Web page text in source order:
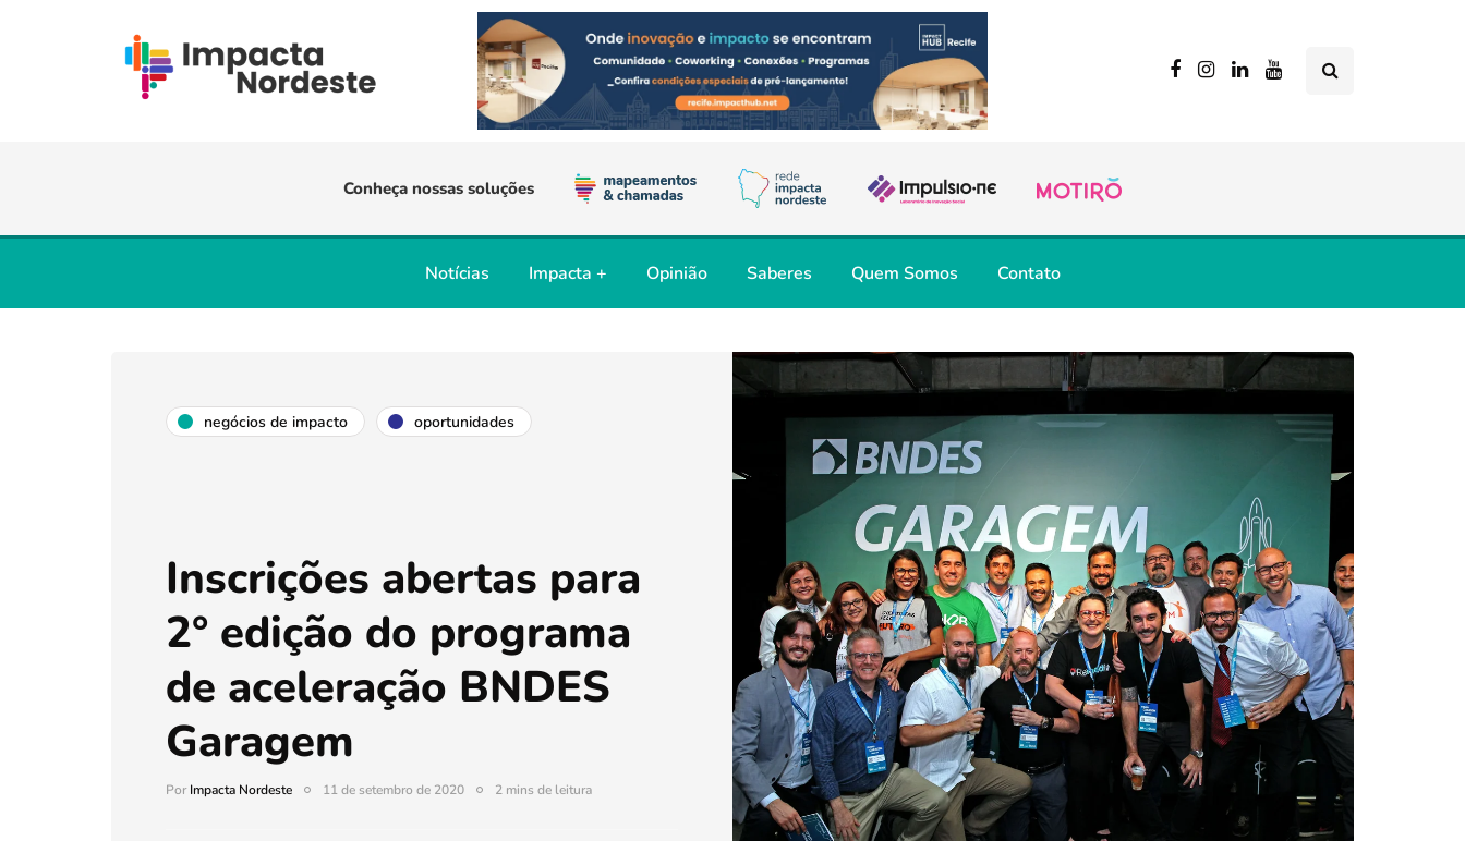
Conheça nossas soluções
Notícias Impacta + Opinião Saberes Quem Somos Contato
negócios de impacto oportunidades
Inscrições abertas para
2° edição do programa
de aceleração BNDES
Garagem
PorImpacta Nordeste 11 de setembro de 2020 2 mins de leitura